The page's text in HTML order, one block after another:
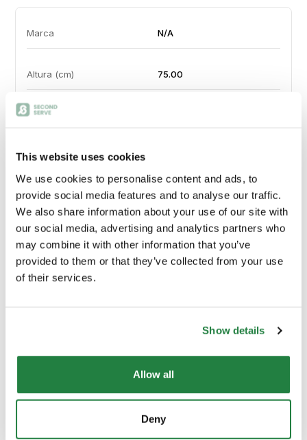
This website uses cookies
We use cookies to personalise content and ads, to
provide social media features and to analyse our traffic.
We also share information about your use of our site with
our social media, advertising and analytics partners who
may combine it with other information that you’ve
provided to them or that they’ve collected from your use
of their services.
Show details
Allow all
Deny
Marca N/A
Altura (cm) 75.00
Largura (cm)
Profundidade (cm)
Peso 3 kg
Material Principal
Cor
Envio e Entrega
Calcular custos de envio: